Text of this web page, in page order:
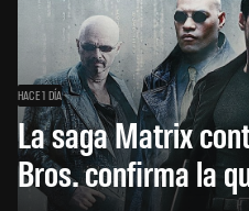
HACE 1 DÍA
La saga Matrix
Bros. confirma la